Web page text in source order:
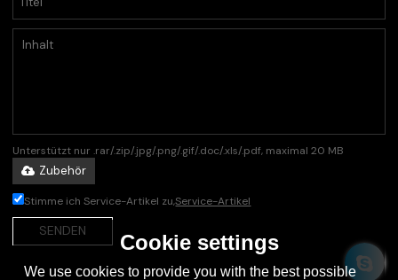
Unterstützt nur .rar/.zip/.jpg/.png/.gif/.doc/.xls/.pdf, maximal 20 MB
Zubehör
Stimme ich Service-Artikel zu,Service-Artikel
SENDEN Cookie settings
We use cookies to provide you with the best possible